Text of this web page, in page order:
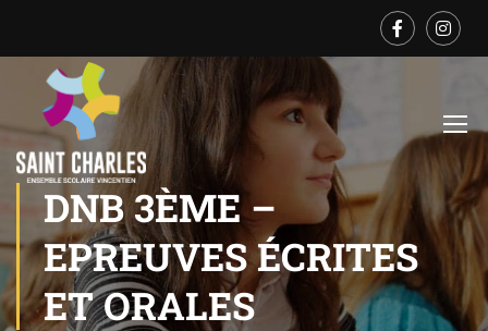
DNB 3ÈME –
EPREUVES ÉCRITES
ET ORALES